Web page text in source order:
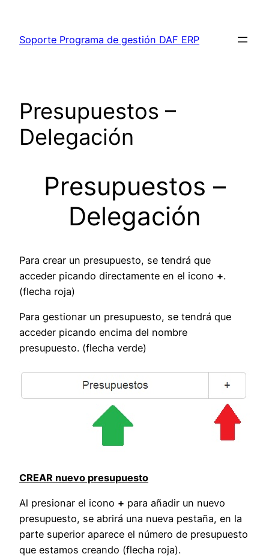
contenido
Soporte Programa de gestión DAF ERP
Presupuestos –
Delegación
Presupuestos –
Delegación
Para crear un presupuesto, se tendrá que
acceder picando directamente en el icono +.
(flecha roja)
Para gestionar un presupuesto, se tendrá que
acceder picando encima del nombre
presupuesto. (flecha verde)
CREAR nuevo presupuesto
Al presionar el icono + para añadir un nuevo
presupuesto, se abrirá una nueva pestaña, en la
parte superior aparece el número de presupuesto
que estamos creando (flecha roja).